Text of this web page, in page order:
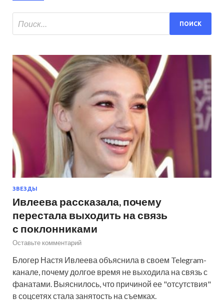
ЗВЕЗДЫ
Ивлеева рассказала, почему
перестала выходить на связь
с поклонниками
Оставьте комментарий
Блогер Настя Ивлеева объяснила в своем Telegram-
канале, почему долгое время не выходила на связь с
фанатами. Выяснилось, что причиной ее "отсутствия"
в соцсетях стала занятость на съемках.